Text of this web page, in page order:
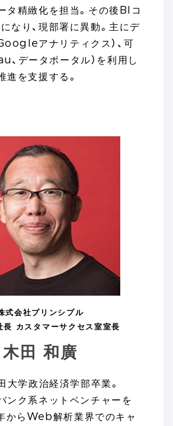
タ精緻化を担当。その後BIコ
なり、現部署に異動。主にデ
アナリティクス）、可
、データポータル）を利用し
を支援する。
式会社プリンシプル
長 カスタマーサクセス室室長
木田 和廣
学政治経済学部卒業。
ンク系ネットベンチャーを
からWeb解析業界でのキャ